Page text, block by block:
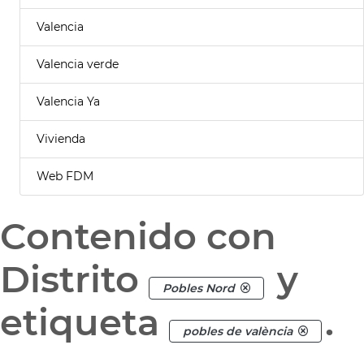
Valencia
Valencia verde
Valencia Ya
Vivienda
Web FDM
Contenido con
Distrito
Pobles Nord
y
etiqueta
pobles de valència .